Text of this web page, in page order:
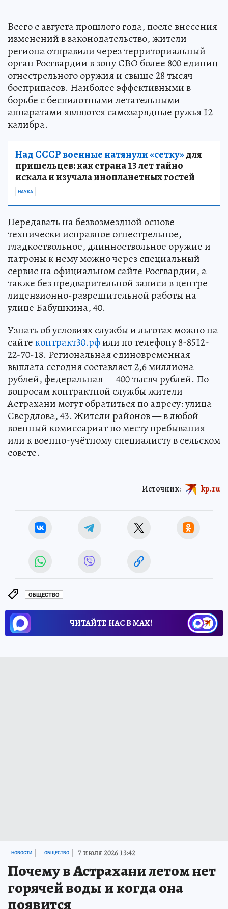
Всего с августа прошлого года, после внесения
изменений в законодательство, жители
региона отправили через территориальный
орган Росгвардии в зону СВО более 800 единиц
огнестрельного оружия и свыше 28 тысяч
боеприпасов. Наиболее эффективными в
борьбе с беспилотными летательными
аппаратами являются самозарядные ружья 12
калибра.
Над СССР военные натянули «сетку»для
пришельцев: как страна 13 лет тайно
искала и изучала инопланетных гостей
НАУКА
Передавать на безвозмездной основе
технически исправное огнестрельное,
гладкоствольное, длинноствольное оружие и
патроны к нему можно через специальный
сервис на официальном сайте Росгвардии, а
также без предварительной записи в центре
лицензионно-разрешительной работы на
улице Бабушкина, 40.
Узнать об условиях службы и льготах можно на
сайтеконтракт30.рфили по телефону 8-8512-
22-70-18. Региональная единовременная
выплата сегодня составляет 2,6 миллиона
рублей, федеральная — 400 тысяч рублей. По
вопросам контрактной службы жители
Астрахани могут обратиться по адресу: улица
Свердлова, 43. Жители районов — в любой
военный комиссариат по месту пребывания
или к военно-учётному специалисту в сельском
совете.
Источник: kp.ru
ОБЩЕСТВО
ЧИТАЙТЕ НАС В МАХ!
НОВОСТИ ОБЩЕСТВО 7 июля 2026 13:42
Почему в Астрахани летом нет
горячей воды и когда она
появится